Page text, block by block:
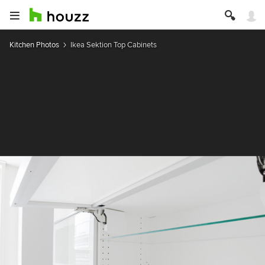
Kitchen Photos Ikea Sektion Top Cabinets